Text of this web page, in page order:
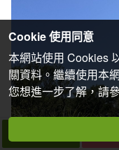
Cookie 使用同意
本網站使用 Cookies
關資料。繼續使用本
您想進一步了解，請